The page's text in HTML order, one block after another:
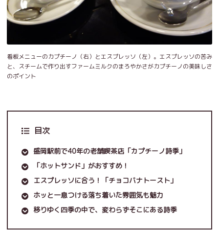
看板メニューのカプチーノ（右）とエスプレッソ（左）。エスプレッソの苦み
と、スチームで作り出すファームミルクのまろやかさがカプチーノの美味しさ
のポイント
目次
盛岡駅前で40年の老舗喫茶店「カプチーノ詩季」
「ホットサンド」がおすすめ！
エスプレッソに合う！「チョコバナトースト」
ホッと一息つける落ち着いた雰囲気も魅力
移りゆく四季の中で、変わらずそこにある詩季